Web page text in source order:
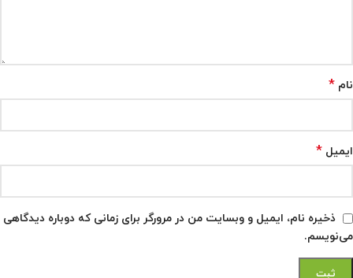
نام *
ایمیل *
ذخیره نام، ایمیل و وبسایت من در مرورگر برای زمانی که دوباره دیدگاهی
می‌نویسم.